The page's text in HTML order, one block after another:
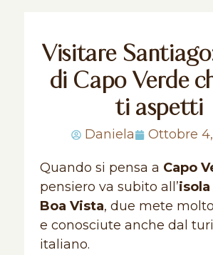
Visitare
di Capo Verde
ti aspetti
Daniela Ottobre
Quando si pensa a Capo
pensiero va subito all’isola
Boa Vista, due mete
e conosciute anche dal
italiano.